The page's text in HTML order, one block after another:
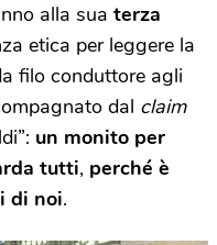
alla sua terza
etica per leggere la
filo conduttore agli
dal claim
un monito per
tutti, perché è
di noi.